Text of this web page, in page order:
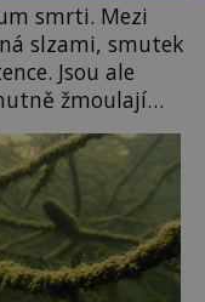
smrti. Mezi
slzami, smutek
Jsou ale
žmoulají
ale při
Unikátní
najdeme
hranic […]